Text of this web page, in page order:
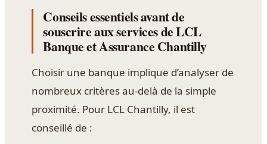
Conseils essentiels avant de
souscrire aux services de LCL
Banque et Assurance Chantilly
Choisir une banque implique d’analyser de
nombreux critères au-delà de la simple
proximité. Pour LCL Chantilly, il est
conseillé de :